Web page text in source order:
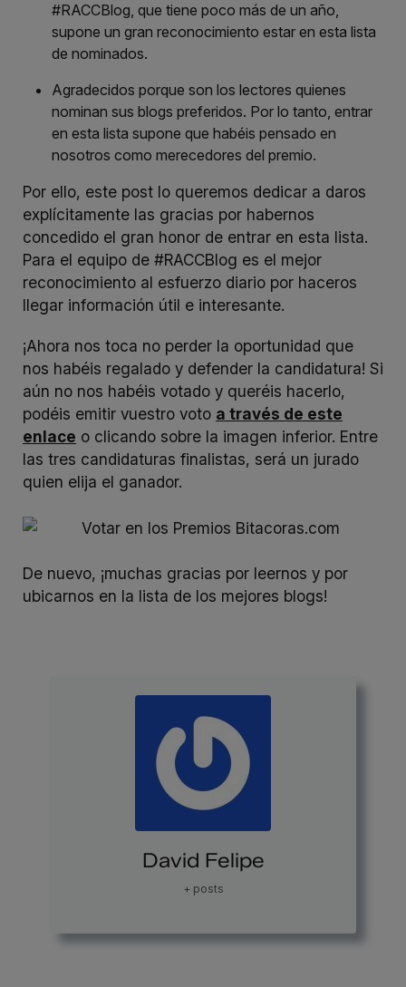
#RACCBlog, que tiene poco más de un año,
supone un gran reconocimiento estar en esta lista
de nominados.
Agradecidos porque son los lectores quienes
nominan sus blogs preferidos. Por lo tanto, entrar
en esta lista supone que habéis pensado en
nosotros como merecedores del premio.
Por ello, este post lo queremos dedicar a daros
explícitamente las gracias por habernos
concedido el gran honor de entrar en esta lista.
Para el equipo de #RACCBlog es el mejor
reconocimiento al esfuerzo diario por haceros
llegar información útil e interesante.
¡Ahora nos toca no perder la oportunidad que
nos habéis regalado y defender la candidatura! Si
aún no nos habéis votado y queréis hacerlo,
podéis emitir vuestro voto a través de este
enlace o clicando sobre la imagen inferior. Entre
las tres candidaturas finalistas, será un jurado
quien elija el ganador.
De nuevo, ¡muchas gracias por leernos y por
ubicarnos en la lista de los mejores blogs!
David Felipe
+ posts